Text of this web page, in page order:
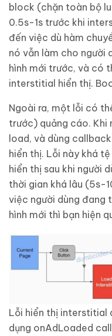
block (chặn toàn bộ
0.5s-1s trước khi
đến việc dù hàm
nó vẫn làm cho người
hình mới trước, và có
interstitial hiển thị.
Ngoài ra, một lỗi có
trước) quảng cáo. Khi
load, và dùng
hiển thị. Lỗi này khá
hiển thị sau khi người
thời gian khá lâu (5s-
việc người dùng đang
hình mới thì bạn hiện
Lỗi hiển thị interstitial
dụng onAdLoaded